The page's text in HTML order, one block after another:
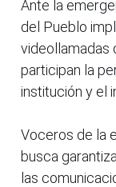
Ante la
del Pueblo
videollamadas
participan la
institución y el
Voceros de la
busca
las